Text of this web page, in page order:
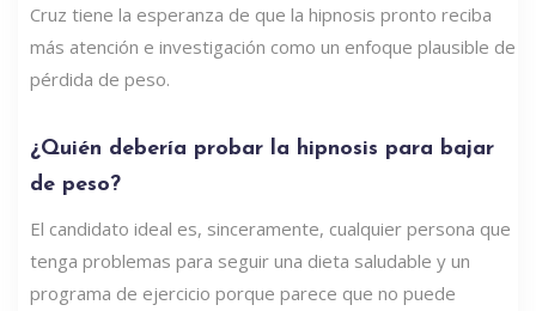
Cruz tiene la esperanza de que la hipnosis pronto reciba
más atención e investigación como un enfoque plausible de
pérdida de peso.
¿Quién debería probar la hipnosis para bajar
de peso?
El candidato ideal es, sinceramente, cualquier persona que
tenga problemas para seguir una dieta saludable y un
programa de ejercicio porque parece que no puede